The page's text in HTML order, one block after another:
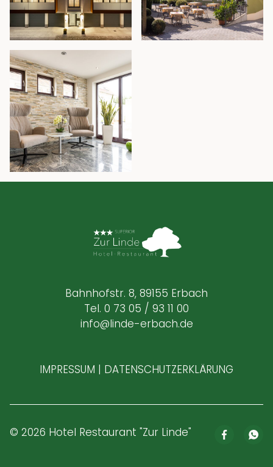
Bahnhofstr. 8, 89155 Erbach
Tel. 0 73 05 / 93 11 00
info@linde-erbach.de
IMPRESSUM | DATENSCHUTZERKLÄRUNG
© 2026 Hotel Restaurant "Zur Linde"